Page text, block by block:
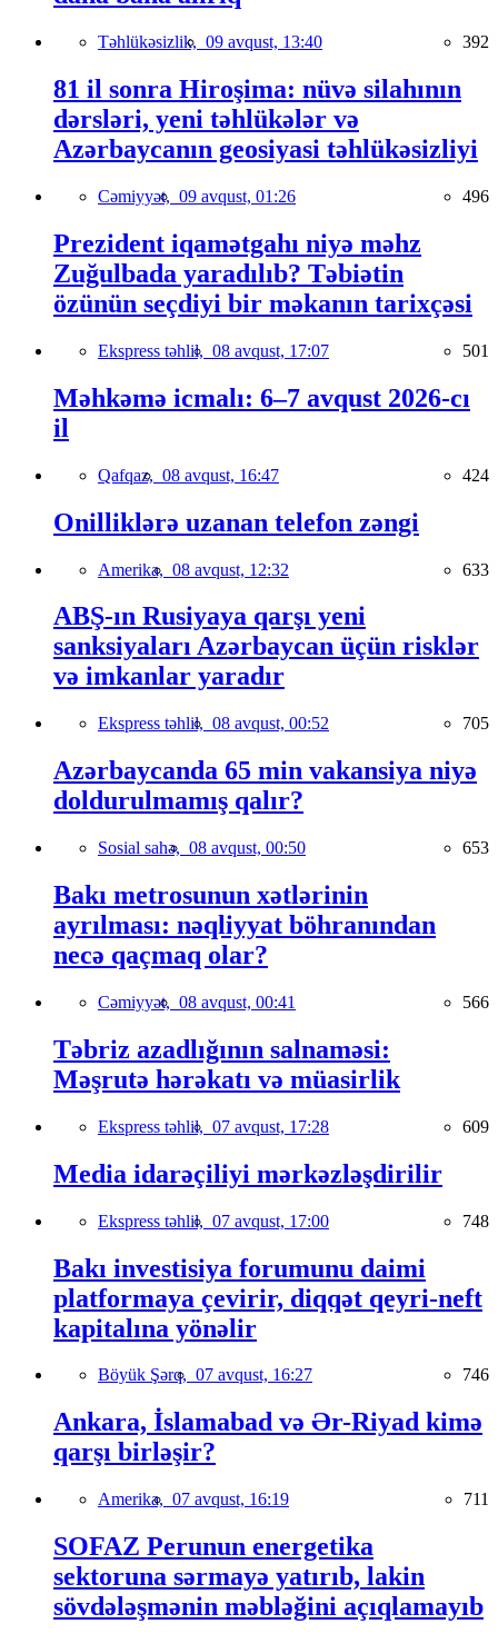
Təhlükəsizlik, 09 avqust, 13:40 392
81 il sonra Hiroşima: nüvə silahının
dərsləri, yeni təhlükələr və
Azərbaycanın geosiyasi təhlükəsizliyi
Cəmiyyət, 09 avqust, 01:26 496
Prezident iqamətgahı niyə məhz
Zuğulbada yaradılıb? Təbiətin
özünün seçdiyi bir məkanın tarixçəsi
Ekspress təhlil, 08 avqust, 17:07 501
Məhkəmə icmalı: 6–7 avqust 2026-cı
il
Qafqaz, 08 avqust, 16:47 424
Onilliklərə uzanan telefon zəngi
Amerika, 08 avqust, 12:32 633
ABŞ-ın Rusiyaya qarşı yeni
sanksiyaları Azərbaycan üçün risklər
və imkanlar yaradır
Ekspress təhlil, 08 avqust, 00:52 705
Azərbaycanda 65 min vakansiya niyə
doldurulmamış qalır?
Sosial sahə, 08 avqust, 00:50 653
Bakı metrosunun xətlərinin
ayrılması: nəqliyyat böhranından
necə qaçmaq olar?
Cəmiyyət, 08 avqust, 00:41 566
Təbriz azadlığının salnaməsi:
Məşrutə hərəkatı və müasirlik
Ekspress təhlil, 07 avqust, 17:28 609
Media idarəçiliyi mərkəzləşdirilir
Ekspress təhlil, 07 avqust, 17:00 748
Bakı investisiya forumunu daimi
platformaya çevirir, diqqət qeyri-neft
kapitalına yönəlir
Böyük Şərq, 07 avqust, 16:27 746
Ankara, İslamabad və Ər-Riyad kimə
qarşı birləşir?
Amerika, 07 avqust, 16:19 711
SOFAZ Perunun energetika
sektoruna sərmayə yatırıb, lakin
sövdələşmənin məbləğini açıqlamayıb